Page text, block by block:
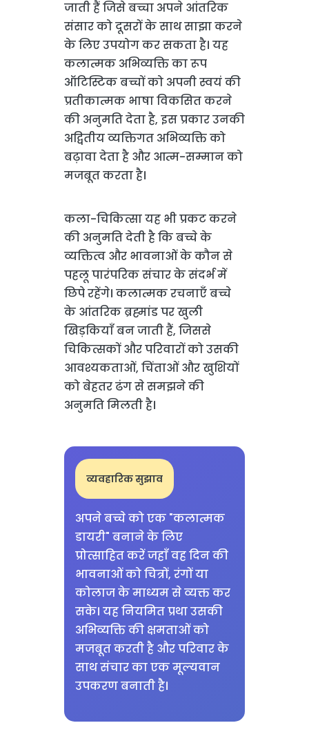
जाती हैं जिसे बच्चा अपने आंतरिक
संसार को दूसरों के साथ साझा करने
के लिए उपयोग कर सकता है। यह
कलात्मक अभिव्यक्ति का रूप
ऑटिस्टिक बच्चों को अपनी स्वयं की
प्रतीकात्मक भाषा विकसित करने
की अनुमति देता है, इस प्रकार उनकी
अद्वितीय व्यक्तिगत अभिव्यक्ति को
बढ़ावा देता है और आत्म-सम्मान को
मजबूत करता है।
कला-चिकित्सा यह भी प्रकट करने
की अनुमति देती है कि बच्चे के
व्यक्तित्व और भावनाओं के कौन से
पहलू पारंपरिक संचार के संदर्भ में
छिपे रहेंगे। कलात्मक रचनाएँ बच्चे
के आंतरिक ब्रह्मांड पर खुली
खिड़कियाँ बन जाती हैं, जिससे
चिकित्सकों और परिवारों को उसकी
आवश्यकताओं, चिंताओं और खुशियों
को बेहतर ढंग से समझने की
अनुमति मिलती है।
व्यवहारिक सुझाव
अपने बच्चे को एक "कलात्मक
डायरी" बनाने के लिए
प्रोत्साहित करें जहाँ वह दिन की
भावनाओं को चित्रों, रंगों या
कोलाज के माध्यम से व्यक्त कर
सके। यह नियमित प्रथा उसकी
अभिव्यक्ति की क्षमताओं को
मजबूत करती है और परिवार के
साथ संचार का एक मूल्यवान
उपकरण बनाती है।